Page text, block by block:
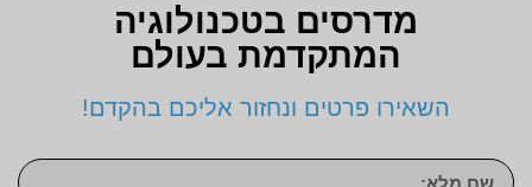
מדרסים בטכנולוגיה
המתקדמת בעולם
השאירו פרטים ונחזור אליכם בהקדם!